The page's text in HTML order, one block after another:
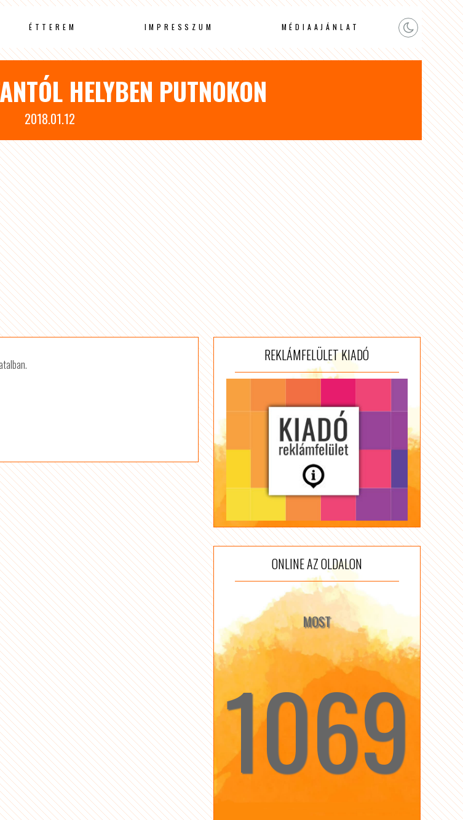
ÉTTEREM IMPRESSZUM MÉDIAAJÁNLAT
HELYBEN PUTNOKON
2018.01.12
REKLÁMFELÜLET KIADÓ
ONLINE AZ OLDALON
MOST
☆ 1069 ☆